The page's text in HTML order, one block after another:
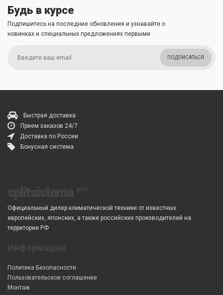
Будь в курсе
Подпишитесь на последние обновления и узнавайте о
новинках и специальных предложениях первыми
ПОДПИСАТЬСЯ
Быстрая доставка
Прием заказов 24/7
Доставка по России
Бонусная система
Официальный дилер климатической техники от известных
европейских, японских, а также российских производителей на
территории РФ
Политика Безопасности
Пользовательское соглашение
Монтаж